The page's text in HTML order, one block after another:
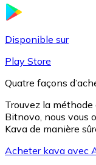
Disponible sur
Play Store
Quatre façons
Trouvez la
Bitnovo, nous vous
Kava de manière
Acheter kava avec